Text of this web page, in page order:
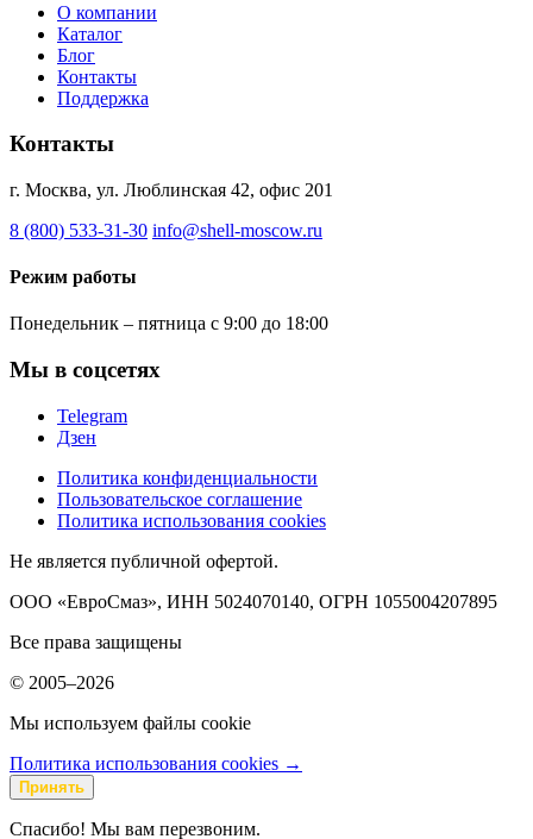
О компании
Каталог
Блог
Контакты
Поддержка
Контакты
г. Москва, ул. Люблинская 42, офис 201
8 (800) 533-31-30 info@shell-moscow.ru
Режим работы
Понедельник – пятница с 9:00 до 18:00
Мы в соцсетях
Telegram
Дзен
Политика конфиденциальности
Пользовательское соглашение
Политика использования cookies
Не является публичной офертой.
ООО «ЕвроСмаз», ИНН 5024070140, ОГРН 1055004207895
Все права защищены
© 2005–2026
Мы используем файлы cookie
Политика использования cookies →
Принять
Спасибо! Мы вам перезвоним.